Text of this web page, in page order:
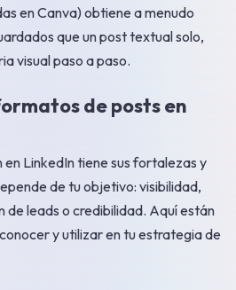
en Canva) obtiene a menudo
que un post textual solo,
visual paso a paso.
de posts en
LinkedIn tiene sus fortalezas y
de tu objetivo: visibilidad,
de leads o credibilidad. Aquí están
y utilizar en tu estrategia de